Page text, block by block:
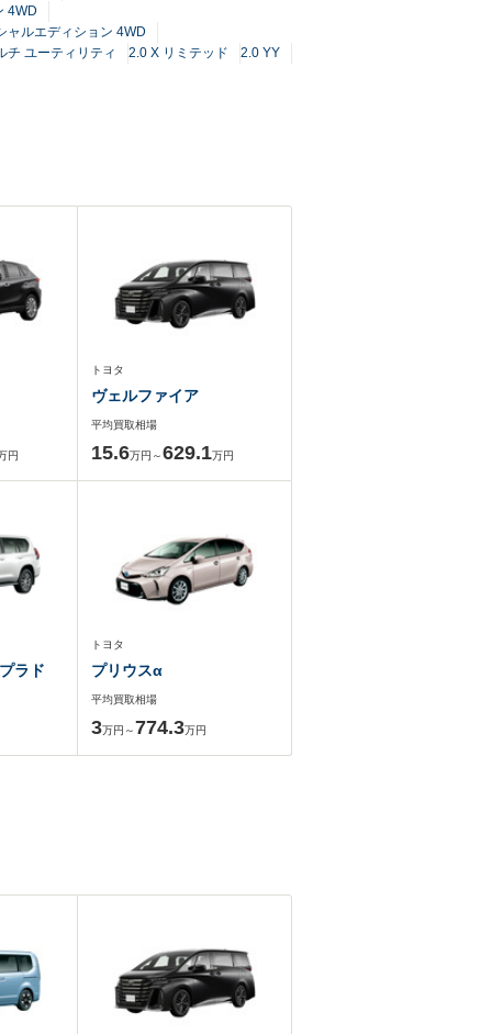
4WD
ャルエディション 4WD
チ ユーティリティ 2.0 X リミテッド
2.0 YY
円
トヨタ
ヴェルファイア
平均買取相場
15.6万円～629.1万円
ラド
トヨタ
プリウスα
平均買取相場
3万円～774.3万円